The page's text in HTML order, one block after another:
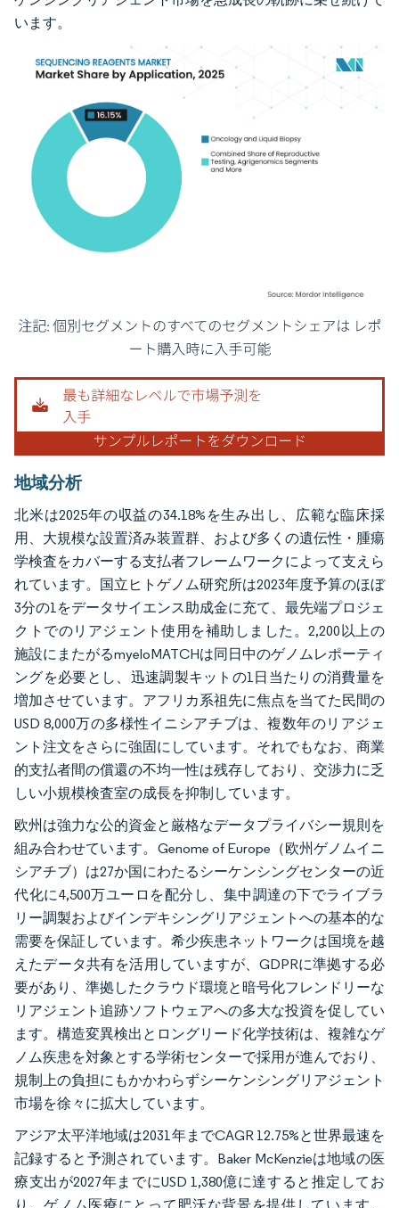
います。
画像 © Mordor Intelligence。再利用にはCC BY 4.0の表示が必要です。
地域分析
北米は2025年の収益の34.18%を生み出し、広範な臨床採
用、大規模な設置済み装置群、および多くの遺伝性・腫瘍
学検査をカバーする支払者フレームワークによって支えら
れています。国立ヒトゲノム研究所は2023年度予算のほぼ
3分の1をデータサイエンス助成金に充て、最先端プロジェ
クトでのリアジェント使用を補助しました。2,200以上の
施設にまたがるmyeloMATCHは同日中のゲノムレポーティ
ングを必要とし、迅速調製キットの1日当たりの消費量を
増加させています。アフリカ系祖先に焦点を当てた民間の
USD 8,000万の多様性イニシアチブは、複数年のリアジェ
ント注文をさらに強固にしています。それでもなお、商業
的支払者間の償還の不均一性は残存しており、交渉力に乏
しい小規模検査室の成長を抑制しています。
欧州は強力な公的資金と厳格なデータプライバシー規則を
組み合わせています。Genome of Europe（欧州ゲノムイニ
シアチブ）は27か国にわたるシーケンシングセンターの近
代化に4,500万ユーロを配分し、集中調達の下でライブラ
リー調製およびインデキシングリアジェントへの基本的な
需要を保証しています。希少疾患ネットワークは国境を越
えたデータ共有を活用していますが、GDPRに準拠する必
要があり、準拠したクラウド環境と暗号化フレンドリーな
リアジェント追跡ソフトウェアへの多大な投資を促してい
ます。構造変異検出とロングリード化学技術は、複雑なゲ
ノム疾患を対象とする学術センターで採用が進んでおり、
規制上の負担にもかかわらずシーケンシングリアジェント
市場を徐々に拡大しています。
アジア太平洋地域は2031年までCAGR 12.75%と世界最速を
記録すると予測されています。Baker McKenzieは地域の医
療支出が2027年までにUSD 1,380億に達すると推定してお